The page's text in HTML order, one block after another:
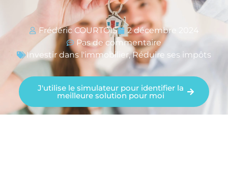
Frédéric COURTOIS
2 décembre 2024
Pas de commentaire
Investir dans l'immobilier,Réduire ses impôts
J'utilise le simulateur pour identifier la
meilleure solution pour moi